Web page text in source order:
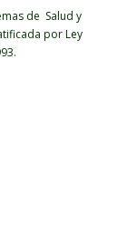
de Salud y
por Ley